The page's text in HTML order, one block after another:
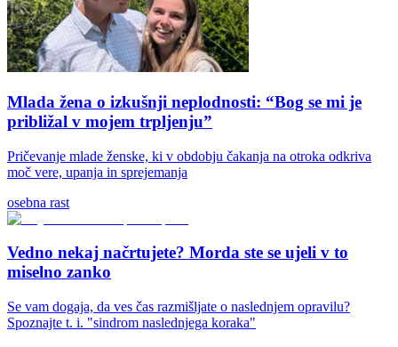
Mlada žena o izkušnji neplodnosti: “Bog se mi je
približal v mojem trpljenju”
Pričevanje mlade ženske, ki v obdobju čakanja na otroka odkriva
moč vere, upanja in sprejemanja
osebna rast
Vedno nekaj načrtujete? Morda ste se ujeli v to
miselno zanko
Se vam dogaja, da ves čas razmišljate o naslednjem opravilu?
Spoznajte t. i. "sindrom naslednjega koraka"